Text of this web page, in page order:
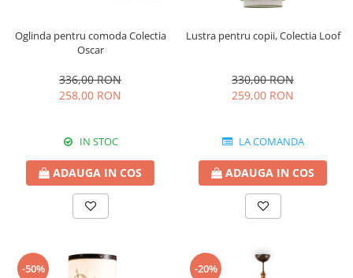
Oglinda pentru comoda Colectia
Oscar
336,00 RON
258,00 RON
IN STOC
ADAUGA IN COS
Lustra pentru copii, Colectia Loof
330,00 RON
259,00 RON
LA COMANDA
ADAUGA IN COS
-50% -20%